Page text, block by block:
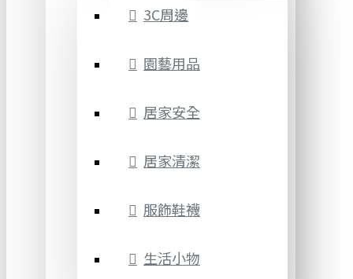
3C周邊
園藝用品
居家安全
居家清潔
服飾鞋襪
生活小物